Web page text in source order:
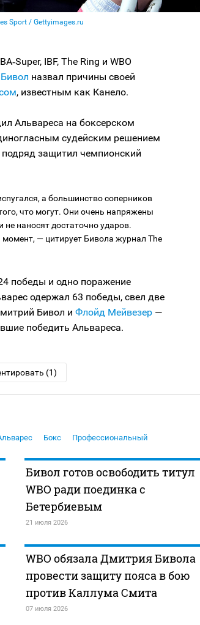
Sport / Gettyimages.ru
IBF, The Ring и WBO
назвал причины своей
, известным как Канело.
Альвареса на боксерском
судейским решением
защитил чемпионский
а большинство соперников
что могут. Они очень напряжены
наносят достаточно ударов.
— цитирует Бивола журнал The
победы и одно поражение
одержал 63 победы, свел две
Бивол и Флойд Мейвезер —
победить Альвареса.
(1)
Бокс Профессиональный
Бивол готов освободить титул
WBO ради поединка с
Бетербиевым
21 июля 2026
WBO обязала Дмитрия Бивола
провести защиту пояса в бою
против Каллума Смита
07 июля 2026